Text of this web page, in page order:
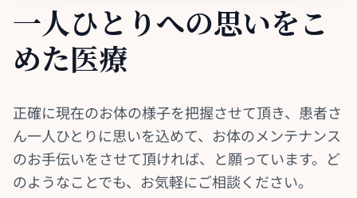
一人ひとりへの思いをこ
めた医療
正確に現在のお体の様子を把握させて頂き、患者さ
ん一人ひとりに思いを込めて、お体のメンテナンス
のお手伝いをさせて頂ければ、と願っています。ど
のようなことでも、お気軽にご相談ください。